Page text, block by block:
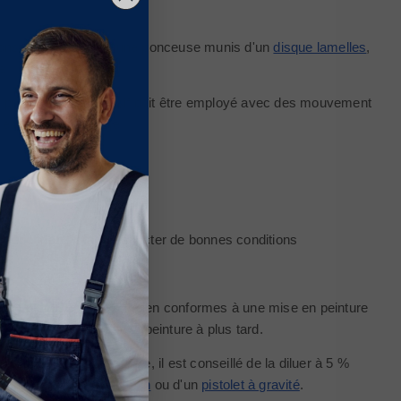
d'employer une ponceuse munis d'undisque lamelles,
préparation. L'abrasif doit être employé avec des mouvement
dus à l'égrenage.
il faut respecter de bonnes conditions
froid ou de gel sont bien conformes à une mise en peinture
l'application de la peinture à plus tard.
poils ras. Par contre, il est conseillé de la diluer à 5 %
d'unpistolet à pression ou d'un pistolet à gravité.